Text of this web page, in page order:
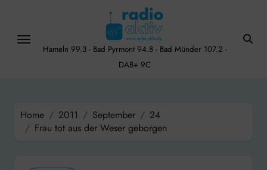
content
Hameln 99.3 - Bad Pyrmont 94.8 - Bad Münder 107.2 -
DAB+ 9C
Home 2011 September
24
Frau tot aus der Weser geborgen